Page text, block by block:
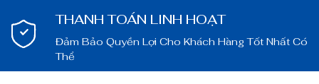
THANH TOÁN LINH HOẠT
Đảm Bảo Quyền Lợi Cho Khách Hàng Tốt Nhất Có
Thể